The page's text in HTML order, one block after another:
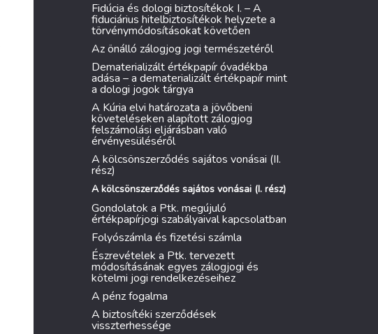
Fidúcia és dologi biztosítékok I. – A
fiduciárius hitelbiztosítékok helyzete a
törvénymódosításokat követően
Az önálló zálogjog jogi természetéről
Dematerializált értékpapír óvadékba
adása – a dematerializált értékpapír mint
a dologi jogok tárgya
A Kúria elvi határozata a jövőbeni
követeléseken alapított zálogjog
felszámolási eljárásban való
érvényesüléséről
A kölcsönszerződés sajátos vonásai (II.
rész)
A kölcsönszerződés sajátos vonásai (I. rész)
Gondolatok a Ptk. megújuló
értékpapírjogi szabályaival kapcsolatban
Folyószámla és fizetési számla
Észrevételek a Ptk. tervezett
módosításának egyes zálogjogi és
kötelmi jogi rendelkezéseihez
A pénz fogalma
A biztosítéki szerződések
visszterhessége